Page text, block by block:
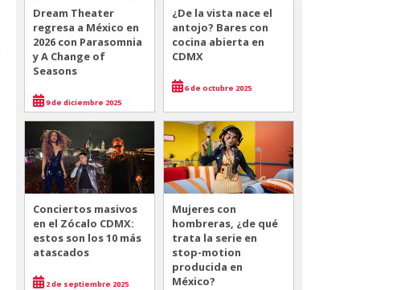
Dream Theater
regresa a México en
2026 con Parasomnia
y A Change of
Seasons
9 de diciembre 2025
¿De la vista nace el
antojo? Bares con
cocina abierta en
CDMX
6 de octubre 2025
Conciertos masivos
en el Zócalo CDMX:
estos son los 10 más
atascados
2 de septiembre 2025
Mujeres con
hombreras, ¿de qué
trata la serie en
stop-motion
producida en
México?